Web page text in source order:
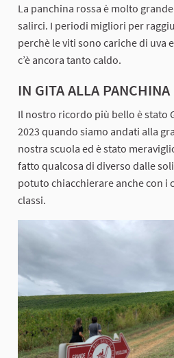
La panchina rossa è molto
salirci. I periodi migliori per
perchè le viti sono cariche di uva
c’è ancora tanto caldo.
IN GITA ALLA PANCHINA
Il nostro ricordo più bello è stato
2023 quando siamo andati alla
nostra scuola ed è stato
fatto qualcosa di diverso dalle
potuto chiacchierare anche con i
classi.